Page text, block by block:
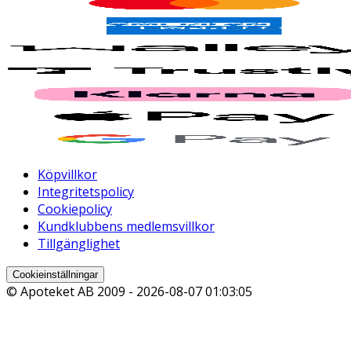
Köpvillkor
Integritetspolicy
Cookiepolicy
Kundklubbens medlemsvillkor
Tillgänglighet
Cookieinställningar
© Apoteket AB 2009 - 2026-08-07 01:03:05